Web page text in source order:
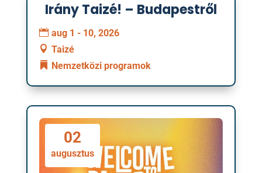
01
augusztus
Irány Taizé! – Budapestről
aug 1 - 10, 2026
Taizé
Nemzetközi programok
02
augusztus